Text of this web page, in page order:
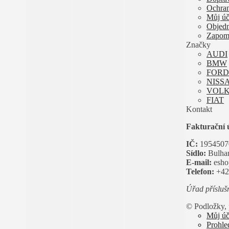
Můj
Značky
AUDI
BMW
FORD
FIAT
Kontakt
Fakturační
IČ:
Sídlo:
E-mail:
Telefon:
Úřad
© Podložky,
Můj